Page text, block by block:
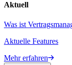
Aktuell
Was ist
Aktuelle Features
Mehr erfahren